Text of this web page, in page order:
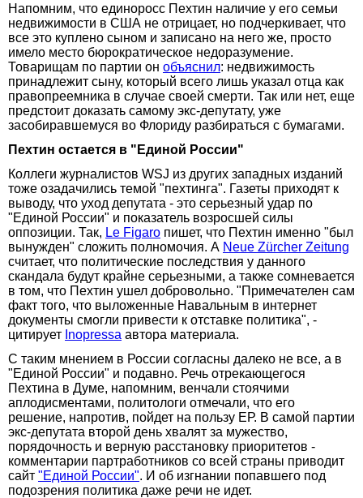
Напомним, что единоросс Пехтин наличие у его семьи
недвижимости в США не отрицает, но подчеркивает, что
все это куплено сыном и записано на него же, просто
имело место бюрократическое недоразумение.
Товарищам по партии он объяснил: недвижимость
принадлежит сыну, который всего лишь указал отца как
правопреемника в случае своей смерти. Так или нет, еще
предстоит доказать самому экс-депутату, уже
засобиравшемуся во Флориду разбираться с бумагами.
Пехтин остается в "Единой России"
Коллеги журналистов WSJ из других западных изданий
тоже озадачились темой "пехтинга". Газеты приходят к
выводу, что уход депутата - это серьезный удар по
"Единой России" и показатель возросшей силы
оппозиции. Так, Le Figaro пишет, что Пехтин именно "был
вынужден" сложить полномочия. А Neue Zürcher Zeitung
считает, что политические последствия у данного
скандала будут крайне серьезными, а также сомневается
в том, что Пехтин ушел добровольно. "Примечателен сам
факт того, что выложенные Навальным в интернет
документы смогли привести к отставке политика", -
цитирует Inopressa автора материала.
С таким мнением в России согласны далеко не все, а в
"Единой России" и подавно. Речь отрекающегося
Пехтина в Думе, напомним, венчали стоячими
аплодисментами, политологи отмечали, что его
решение, напротив, пойдет на пользу ЕР. В самой партии
экс-депутата второй день хвалят за мужество,
порядочность и верную расстановку приоритетов -
комментарии партработников со всей страны приводит
сайт "Единой России". И об изгнании попавшего под
подозрения политика даже речи не идет.